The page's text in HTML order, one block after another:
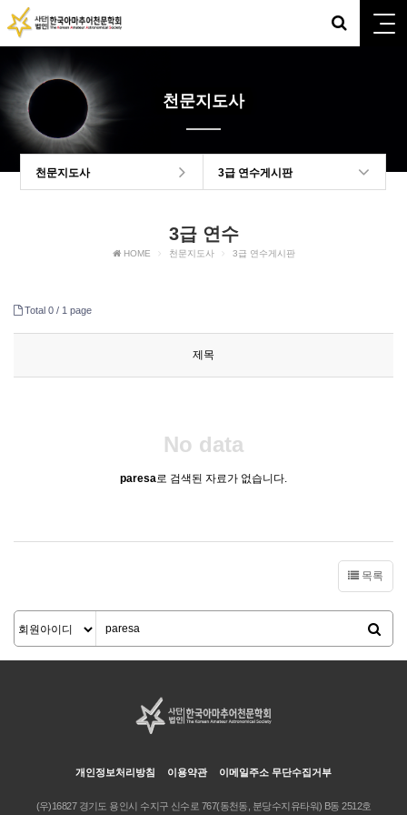
천문지도사
천문지도사 3급 연수게시판
3급 연수
HOME 천문지도사 3급 연수게시판
Total 0 / 1 page
제목
No data
paresa로 검색된 자료가 없습니다.
목록
개인정보처리방침 이용약관 이메일주소 무단수집거부
(우)16827 경기도 용인시 수지구 신수로 767(동천동, 분당수지유타워) B동 2512호